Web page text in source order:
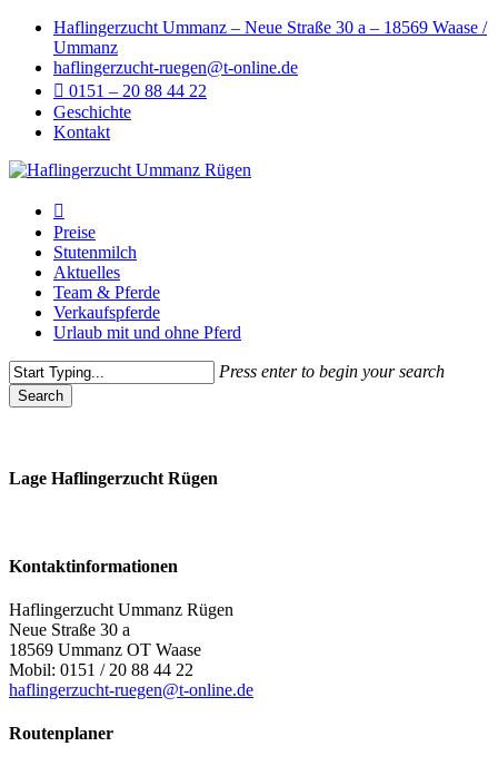
Skip
main
content
Haflingerzucht Ummanz – Neue Straße 30 a – 18569 Waase /
Ummanz
haflingerzucht-ruegen@t-online.de
0151 – 20 88 44 22
Geschichte
Kontakt
Menu
Preise
Stutenmilch
Aktuelles
Team & Pferde
Verkaufspferde
Urlaub mit und ohne Pferd
Press enter to begin your search
Search
Lage Haflingerzucht Rügen
Kontaktinformationen
Haflingerzucht Ummanz Rügen
Neue Straße 30 a
18569 Ummanz OT Waase
Mobil: 0151 / 20 88 44 22
haflingerzucht-ruegen@t-online.de
Routenplaner